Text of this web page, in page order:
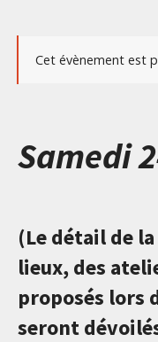
Cet évènement est
Samedi
(Le détail de
lieux, des
proposés lors
seront